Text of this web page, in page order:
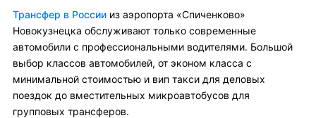
Трансфер в России из аэропорта «Спиченково»
Новокузнецка обслуживают только современные
автомобили с профессиональными водителями. Большой
выбор классов автомобилей, от эконом класса с
минимальной стоимостью и вип такси для деловых
поездок до вместительных микроавтобусов для
групповых трансферов.